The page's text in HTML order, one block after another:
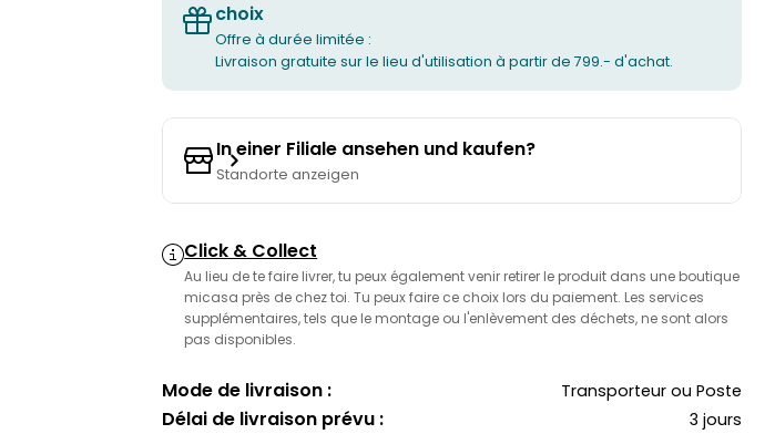
choix
Offre à durée limitée :
Livraison gratuite sur le lieu d'utilisation à partir de 799.- d'achat.
In einer Filiale ansehen und kaufen?
Standorte anzeigen
Click & Collect
Au lieu de te faire livrer, tu peux également venir retirer le produit dans une boutique
micasa près de chez toi. Tu peux faire ce choix lors du paiement. Les services
supplémentaires, tels que le montage ou l'enlèvement des déchets, ne sont alors
pas disponibles.
Mode de livraison : Transporteur ou Poste
Délai de livraison prévu : 3 jours